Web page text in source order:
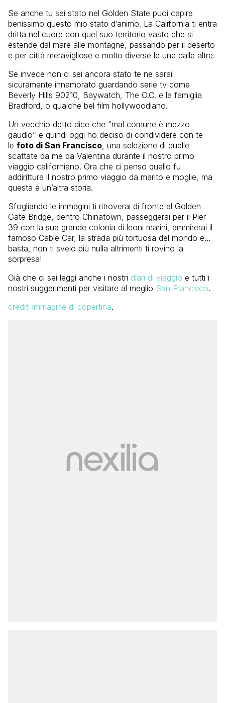
Se anche tu sei stato nel Golden State puoi capire
benissimo questo mio stato d’animo. La California ti entra
dritta nel cuore con quel suo territorio vasto che si
estende dal mare alle montagne, passando per il deserto
e per città meravigliose e molto diverse le une dalle altre.
Se invece non ci sei ancora stato te ne sarai
sicuramente innamorato guardando serie tv come
Beverly Hills 90210, Baywatch, The O.C. e la famiglia
Bradford, o qualche bel film hollywoodiano.
Un vecchio detto dice che “mal comune è mezzo
gaudio” e quindi oggi ho deciso di condividere con te
le foto di San Francisco , una selezione di quelle
scattate da me da Valentina durante il nostro primo
viaggio californiano. Ora che ci penso quello fu
addirittura il nostro primo viaggio da marito e moglie, ma
questa è un’altra storia.
Sfogliando le immagini ti ritroverai di fronte al Golden
Gate Bridge, dentro Chinatown, passeggerai per il Pier
39 con la sua grande colonia di leoni marini, ammirerai il
famoso Cable Car, la strada più tortuosa del mondo e…
basta, non ti svelo più nulla altrimenti ti rovino la
sorpresa!
Già che ci sei leggi anche i nostri diari di viaggio e tutti i
nostri suggerimenti per visitare al meglio San Francisco.
crediti immagine di copertina.